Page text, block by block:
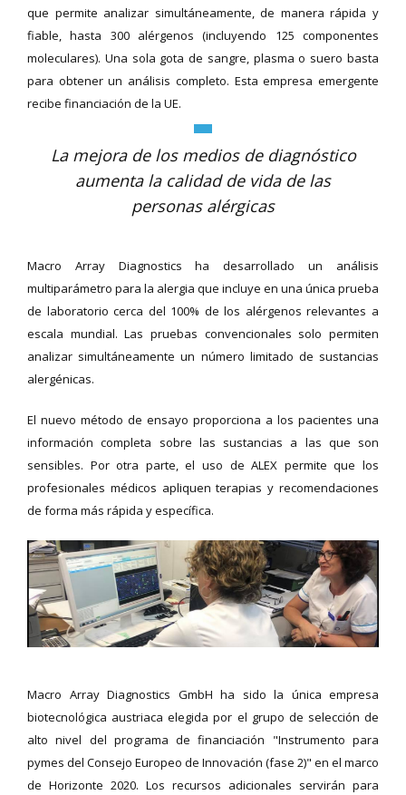
que permite analizar simultáneamente, de manera rápida y
fiable, hasta 300 alérgenos (incluyendo 125 componentes
moleculares). Una sola gota de sangre, plasma o suero basta
para obtener un análisis completo. Esta empresa emergente
recibe financiación de la UE.
La mejora de los medios de diagnóstico
aumenta la calidad de vida de las
personas alérgicas
Macro Array Diagnostics ha desarrollado un análisis
multiparámetro para la alergia que incluye en una única prueba
de laboratorio cerca del 100% de los alérgenos relevantes a
escala mundial. Las pruebas convencionales solo permiten
analizar simultáneamente un número limitado de sustancias
alergénicas.
El nuevo método de ensayo proporciona a los pacientes una
información completa sobre las sustancias a las que son
sensibles. Por otra parte, el uso de ALEX permite que los
profesionales médicos apliquen terapias y recomendaciones
de forma más rápida y específica.
Macro Array Diagnostics GmbH ha sido la única empresa
biotecnológica austriaca elegida por el grupo de selección de
alto nivel del programa de financiación "Instrumento para
pymes del Consejo Europeo de Innovación (fase 2)" en el marco
de Horizonte 2020. Los recursos adicionales servirán para